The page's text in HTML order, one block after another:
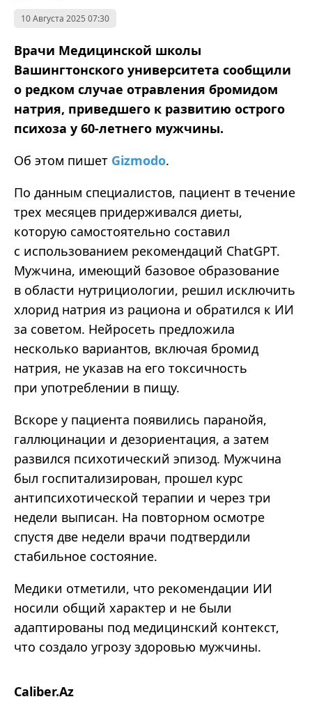
10 Августа 2025 07:30
Врачи Медицинской школы
Вашингтонского университета сообщили
о редком случае отравления бромидом
натрия, приведшего к развитию острого
психоза у 60-летнего мужчины.
Об этом пишет Gizmodo.
По данным специалистов, пациент в течение
трех месяцев придерживался диеты,
которую самостоятельно составил
с использованием рекомендаций ChatGPT.
Мужчина, имеющий базовое образование
в области нутрициологии, решил исключить
хлорид натрия из рациона и обратился к ИИ
за советом. Нейросеть предложила
несколько вариантов, включая бромид
натрия, не указав на его токсичность
при употреблении в пищу.
Вскоре у пациента появились паранойя,
галлюцинации и дезориентация, а затем
развился психотический эпизод. Мужчина
был госпитализирован, прошел курс
антипсихотической терапии и через три
недели выписан. На повторном осмотре
спустя две недели врачи подтвердили
стабильное состояние.
Медики отметили, что рекомендации ИИ
носили общий характер и не были
адаптированы под медицинский контекст,
что создало угрозу здоровью мужчины.
Caliber.Az